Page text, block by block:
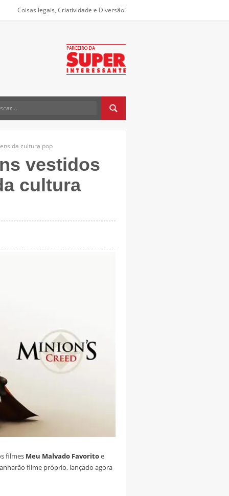
Coisas legais, Criatividade e Diversão!
da cultura pop
vestidos
cultura
filmes Meu Malvado Favoritoe
filme próprio, lançado agora